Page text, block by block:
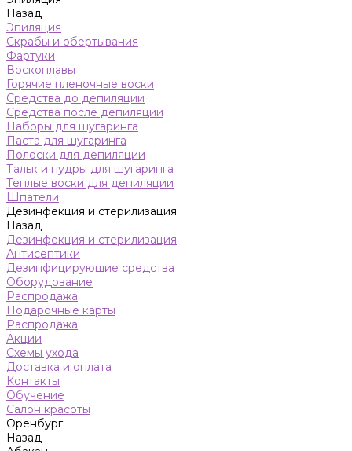
Назад
Эпиляция
Скрабы и обертывания
Фартуки
Воскоплавы
Горячие пленочные воски
Средства до депиляции
Средства после депиляции
Наборы для шугаринга
Паста для шугаринга
Полоски для депиляции
Тальк и пудры для шугаринга
Теплые воски для депиляции
Шпатели
Дезинфекция и стерилизация
Назад
Дезинфекция и стерилизация
Антисептики
Дезинфицирующие средства
Оборудование
Распродажа
Подарочные карты
Распродажа
Акции
Схемы ухода
Доставка и оплата
Контакты
Обучение
Салон красоты
Оренбург
Назад